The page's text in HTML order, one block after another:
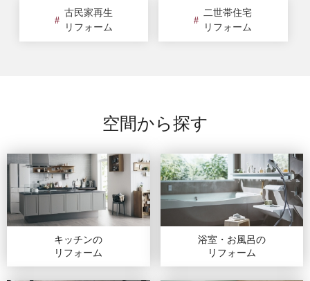
古民家再生
リフォーム
二世帯住宅
リフォーム
空間から探す
キッチンの
リフォーム
浴室・お風呂の
リフォーム